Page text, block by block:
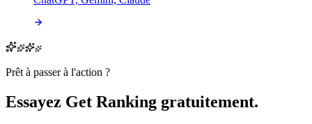
Prêt à passer à l'action ?
Essayez Get Ranking gratuitement.